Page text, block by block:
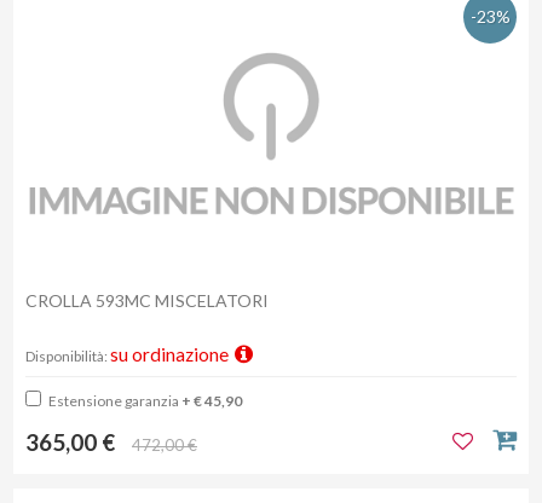
-23%
CROLLA 593MC MISCELATORI
Disponibilità: su ordinazione
Estensione garanzia + € 45,90
365,00 € 472,00 €